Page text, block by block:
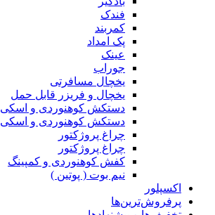
فندک
کمربند
پک امداد
عینک
جوراب
یخچال مسافرتی
یخچال و فریزر قابل حمل
دستکش کوهنوردی و اسکی
دستکش کوهنوردی و اسکی
چراغ پروژکتور
چراغ پروژکتور
کفش کوهنوردی و کمپینگ
نیم بوت ( پوتین )
اکسپلور
پرفروش‌ترین‌ها